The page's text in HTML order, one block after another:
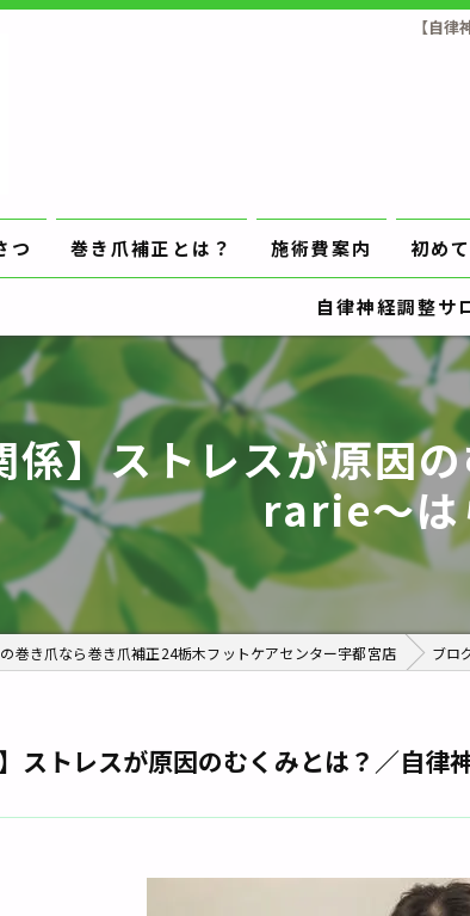
【自
つ 巻き爪補正とは？ 施術費案内 初め
自律神経調整
係】ストレスが原因
rarie〜は
巻き爪なら巻き爪補正24栃木フットケアセンター宇都宮店 ブロ
】ストレスが原因のむくみとは？／自